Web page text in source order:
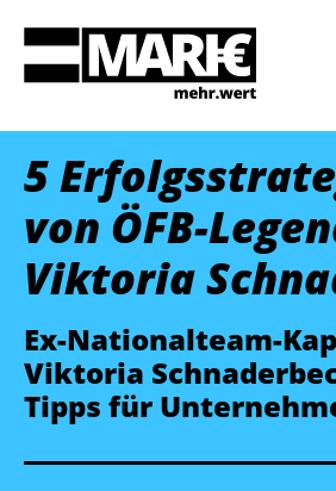
5
von ÖFB-
Viktoria
Ex-Nationalteam-
Viktoria
Tipps für